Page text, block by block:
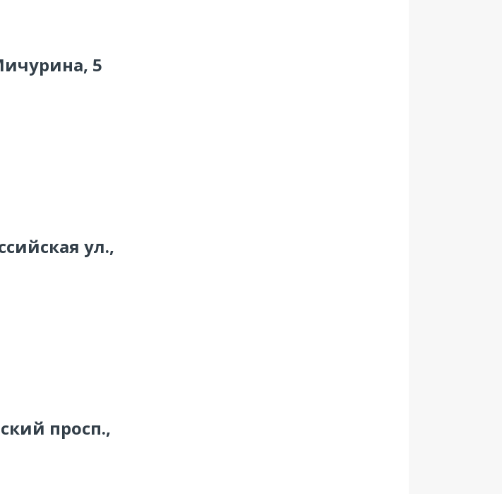
5
ул.,
просп.,